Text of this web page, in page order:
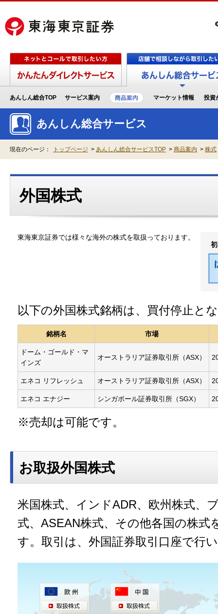
あんしん総合TOP サービス案内 マーケット情報 投資
あんしん総合サービス
現在のページ： トップページ > あんしん総合サービスTOP > 商品案内 > 株式
外国株式
東海東京証券では様々な海外の株式を取扱っております。
以下の外国株式銘柄は、買付停止と
銘柄名 市場
ドーム・ゴールド・マ
インズ
オーストラリア証券取引所（ASX）
エネコ リフレッシュ オーストラリア証券取引所（ASX）
エネコ エナジー シンガポール証券取引所（SGX）
※売却は可能です。
お取扱外国株式
米国株式、インドADR、欧州株式、
式、ASEAN株式、その他各国の株式
す。取引は、外国証券取引口座で行